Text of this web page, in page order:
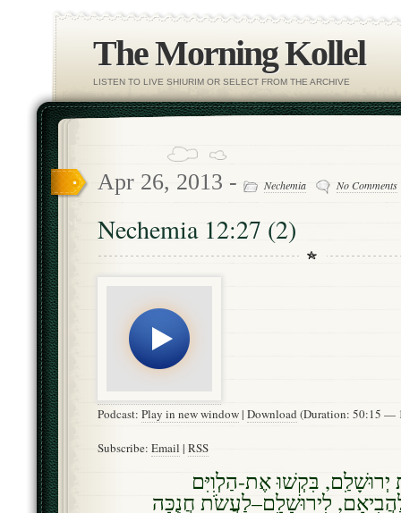
The Morning Kollel
LISTEN TO LIVE SHIURIM OR SELECT FROM THE ARCHIVE
Apr 26, 2013 - Nechemia No Comments
Nechemia 12:27 (2)
Podcast: Play in new window| Download (Duration: 50:15 —
Subscribe: Email | RSS
בִּקְשׁוּ אֶת-הַלְוִיִּם
לִירוּשָׁלִָם–לַעֲשֹׂת חֲנֻכָּה